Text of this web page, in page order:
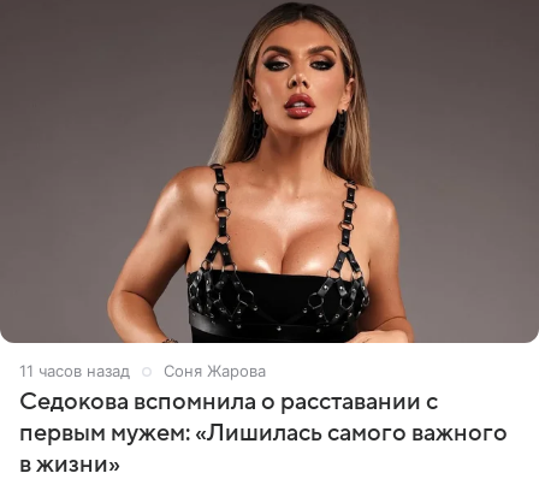
11 часов назад Соня Жарова
Седокова вспомнила о расставании с
первым мужем: «Лишилась самого важного
в жизни»